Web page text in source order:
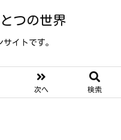
つの世界
イトです。
次へ 検索